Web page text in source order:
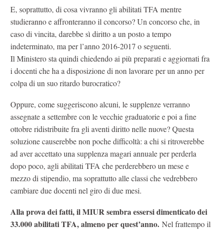
E, soprattutto, di cosa vivranno gli abilitati TFA mentre
studieranno e affronteranno il concorso? Un concorso che, in
caso di vincita, darebbe sì diritto a un posto a tempo
indeterminato, ma per l’anno 2016-2017 o seguenti.
Il Ministero sta quindi chiedendo ai più preparati e aggiornati fra
i docenti che ha a disposizione di non lavorare per un anno per
colpa di un suo ritardo burocratico?
Oppure, come suggeriscono alcuni, le supplenze verranno
assegnate a settembre con le vecchie graduatorie e poi a fine
ottobre ridistribuite fra gli aventi diritto nelle nuove? Questa
soluzione causerebbe non poche difficoltà: a chi si ritroverebbe
ad aver accettato una supplenza magari annuale per perderla
dopo poco, agli abilitati TFA che perderebbero un mese e
mezzo di stipendio, ma soprattutto alle classi che vedrebbero
cambiare due docenti nel giro di due mesi.
Alla prova dei fatti, il MIUR sembra essersi dimenticato dei
33.000 abilitati TFA, almeno per quest’anno. Nel frattempo il